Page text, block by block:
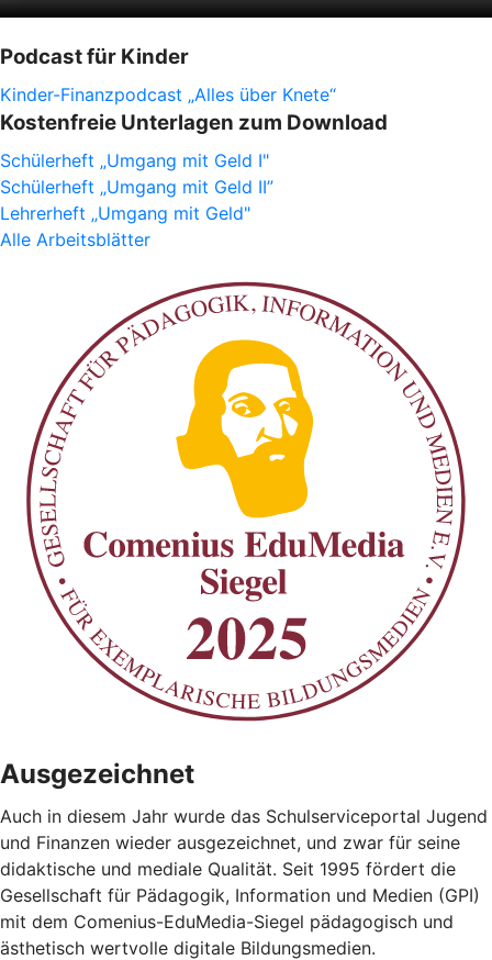
Podcast für Kinder
Kinder-Finanzpodcast „Alles über Knete“
Kostenfreie Unterlagen zum Download
Schülerheft „Umgang mit Geld I"
Schülerheft „Umgang mit Geld II”
Lehrerheft „Umgang mit Geld"
Alle Arbeitsblätter
Ausgezeichnet
Auch in diesem Jahr wurde das Schulserviceportal Jugend
und Finanzen wieder ausgezeichnet, und zwar für seine
didaktische und mediale Qualität. Seit 1995 fördert die
Gesellschaft für Pädagogik, Information und Medien (GPI)
mit dem Comenius-EduMedia-Siegel pädagogisch und
ästhetisch wertvolle digitale Bildungsmedien.